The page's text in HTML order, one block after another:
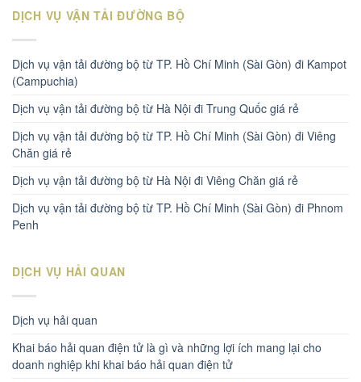
DỊCH VỤ VẬN TẢI ĐƯỜNG BỘ
Dịch vụ vận tải đường bộ từ TP. Hồ Chí Minh (Sài Gòn) đi Kampot
(Campuchia)
Dịch vụ vận tải đường bộ từ Hà Nội đi Trung Quốc giá rẻ
Dịch vụ vận tải đường bộ từ TP. Hồ Chí Minh (Sài Gòn) đi Viêng
Chăn giá rẻ
Dịch vụ vận tải đường bộ từ Hà Nội đi Viêng Chăn giá rẻ
Dịch vụ vận tải đường bộ từ TP. Hồ Chí Minh (Sài Gòn) đi Phnom
Penh
DỊCH VỤ HẢI QUAN
Dịch vụ hải quan
Khai báo hải quan điện tử là gì và những lợi ích mang lại cho
doanh nghiệp khi khai báo hải quan điện tử